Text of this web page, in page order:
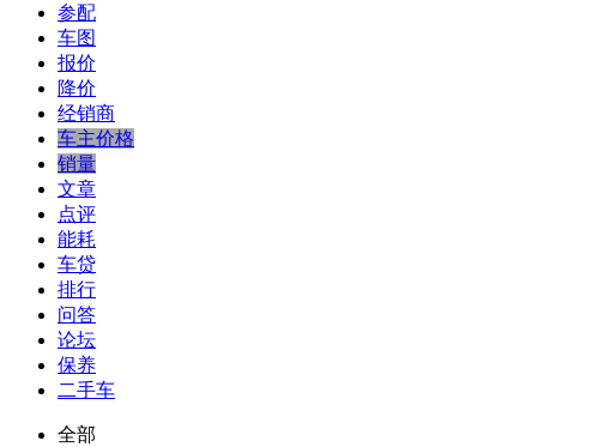
参配
车图
报价
降价
经销商
车主价格
销量
文章
点评
能耗
车贷
排行
问答
论坛
保养
二手车
全部